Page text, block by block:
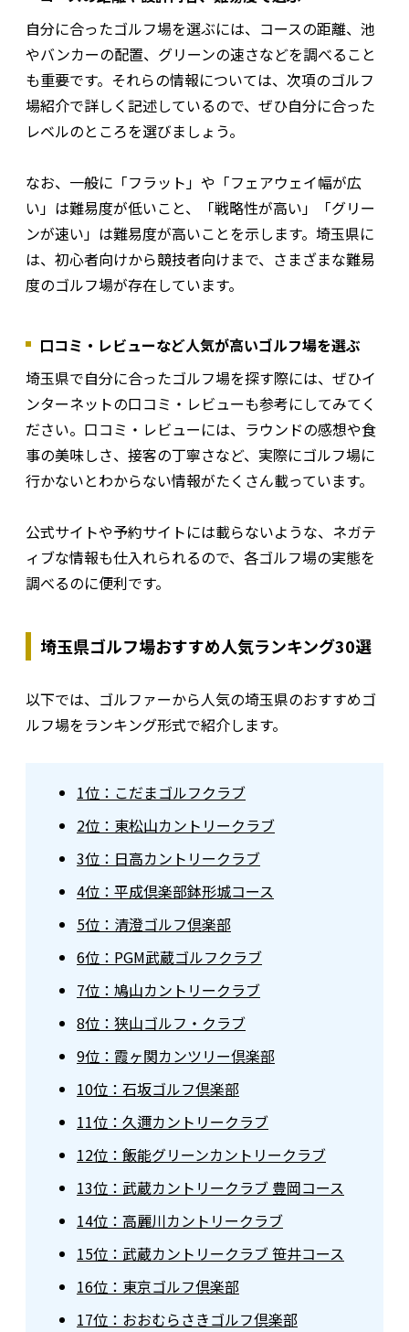
自分に合ったゴルフ場を選ぶには、コースの距離、池
やバンカーの配置、グリーンの速さなどを調べること
も重要です。それらの情報については、次項のゴルフ
場紹介で詳しく記述しているので、ぜひ自分に合った
レベルのところを選びましょう。
なお、一般に「フラット」や「フェアウェイ幅が広
い」は難易度が低いこと、「戦略性が高い」「グリー
ンが速い」は難易度が高いことを示します。埼玉県に
は、初心者向けから競技者向けまで、さまざまな難易
度のゴルフ場が存在しています。
口コミ・レビューなど人気が高いゴルフ場を選ぶ
埼玉県で自分に合ったゴルフ場を探す際には、ぜひイ
ンターネットの口コミ・レビューも参考にしてみてく
ださい。口コミ・レビューには、ラウンドの感想や食
事の美味しさ、接客の丁寧さなど、実際にゴルフ場に
行かないとわからない情報がたくさん載っています。
公式サイトや予約サイトには載らないような、ネガテ
ィブな情報も仕入れられるので、各ゴルフ場の実態を
調べるのに便利です。
埼玉県ゴルフ場おすすめ人気ランキング30選
以下では、ゴルファーから人気の埼玉県のおすすめゴ
ルフ場をランキング形式で紹介します。
1位：こだまゴルフクラブ
2位：東松山カントリークラブ
3位：日高カントリークラブ
4位：平成倶楽部鉢形城コース
5位：清澄ゴルフ倶楽部
6位：PGM武蔵ゴルフクラブ
7位：鳩山カントリークラブ
8位：狭山ゴルフ・クラブ
9位：霞ヶ関カンツリー倶楽部
10位：石坂ゴルフ倶楽部
11位：久邇カントリークラブ
12位：飯能グリーンカントリークラブ
13位：武蔵カントリークラブ 豊岡コース
14位：高麗川カントリークラブ
15位：武蔵カントリークラブ 笹井コース
16位：東京ゴルフ倶楽部
17位：おおむらさきゴルフ倶楽部